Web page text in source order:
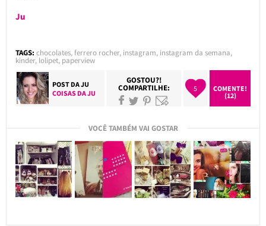
Ju
TAGS: chocolates,ferrero rocher, instagram, instagram da semana,
kinder, lolipet, paperview
POST DAJU
COISAS DA JU
GOSTOU?!
COMPARTILHE: 5
COMENTE!
(12)
VOCÊ TAMBÉM VAI GOSTAR